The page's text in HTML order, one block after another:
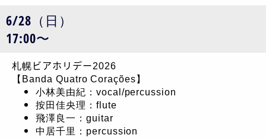
6/28（日）
17:00〜
札幌ビアホリデー2026
【Banda Quatro Corações】
小林美由紀：vocal/percussion
按田佳央理：flute
飛澤良一：guitar
中居千里：percussion